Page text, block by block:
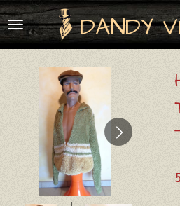
Passer
au
contenu
DANDY